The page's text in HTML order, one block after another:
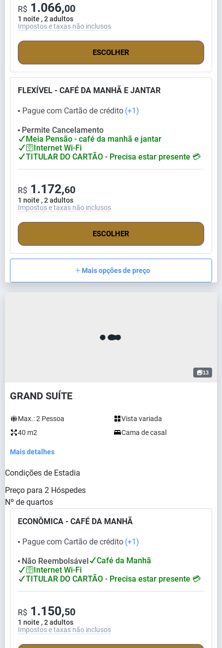
1 noite , 2 adultos
R$ 1.066,00
Impostos e taxas não inclusos
ESCOLHER
FLEXÍVEL - CAFÉ DA MANHÃ E JANTAR
⬤ Pague com Cartão de crédito (+1)
⬤
Permite Cancelamento
Meia Pensão - café da manhã e jantar
🛜Internet Wi-Fi
TITULAR DO CARTÃO - Precisa estar presente 💳
1 noite , 2 adultos
R$ 1.172,60
Impostos e taxas não inclusos
ESCOLHER
Mais opções de preço
13
GRAND SUÍTE
Max.:2 Pessoa
Vista variada
40 m2
Cama de casal
Mais detalhes
Condições de Estadia
Preço para 2 Hóspedes
Nº de quartos
ECONÔMICA - CAFÉ DA MANHÃ
⬤ Pague com Cartão de crédito (+1)
⬤ Não Reembolsável
Café da Manhã
🛜Internet Wi-Fi
TITULAR DO CARTÃO - Precisa estar presente 💳
1 noite , 2 adultos
R$ 1.150,50
Impostos e taxas não inclusos